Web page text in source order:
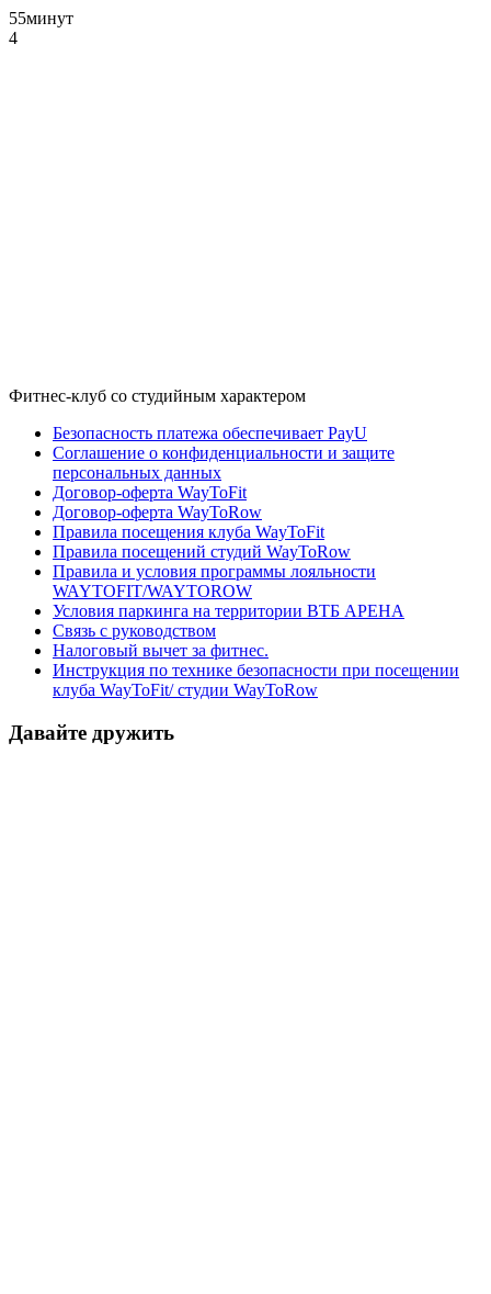
55минут
4
Фитнес-клуб со студийным характером
Безопасность платежа обеспечивает PayU
Соглашение о конфиденциальности и защите
персональных данных
Договор-оферта WayToFit
Договор-оферта WayToRow
Правила посещения клуба WayToFit
Правила посещений студий WayToRow
Правила и условия программы лояльности
WAYTOFIT/WAYTOROW
Условия паркинга на территории ВТБ АРЕНА
Связь с руководством
Налоговый вычет за фитнес.
Инструкция по технике безопасности при посещении
клуба WayToFit/ студии WayToRow
Давайте дружить